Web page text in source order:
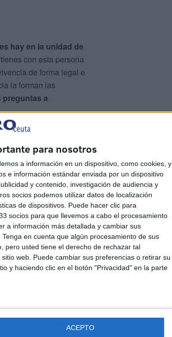
para nosotros
a información en un dispositivo, como cookies, y
e información estándar enviada por un dispositivo
y contenido, investigación de audiencia y
socios podemos utilizar datos de localización
de dispositivos. Puede hacer clic para
socios para que llevemos a cabo el procesamiento
a información más detallada y cambiar sus
Tenga en cuenta que algún procesamiento de sus
pero usted tiene el derecho de rechazar tal
web. Puede cambiar sus preferencias o retirar su
y haciendo clic en el botón "Privacidad" en la parte
ACEPTO
hay en la unidad de
con esta persona
de forma legal e
la forman las
preguntas a
hace al menos
en alguna de las
superior al 65 %?,
tu unidad de
que
de los
o de cese